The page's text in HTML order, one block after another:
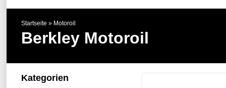
Startseite » Motoroil
Berkley Motoroil
Kategorien